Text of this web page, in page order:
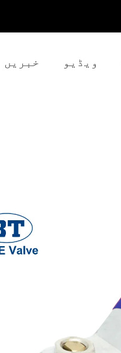
ویڈیو خبریں